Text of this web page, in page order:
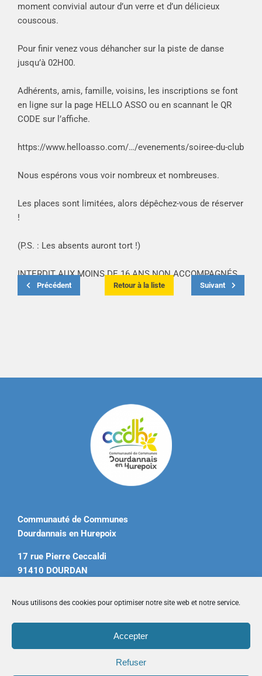
Nous utilisons des cookies pour optimiser notre site web et notre service.
Accepter
Refuser
moment convivial autour d’un verre et d’un délicieux
couscous.
Pour finir venez vous déhancher sur la piste de danse
jusqu’à 02H00.
Adhérents, amis, famille, voisins, les inscriptions se font
en ligne sur la page HELLO ASSO ou en scannant le QR
CODE sur l’affiche.
https://www.helloasso.com/…/evenements/soiree-du-club
Nous espérons vous voir nombreux et nombreuses.
Les places sont limitées, alors dépêchez-vous de réserver
!
(P.S. : Les absents auront tort !)
INTERDIT AUX MOINS DE 16 ANS NON ACCOMPAGNÉS
Précédent Retour à la liste Suivant
Communauté de Communes
Dourdannais en Hurepoix
17 rue Pierre Ceccaldi
91410 DOURDAN
contact@ccdourdannais.com
Accueil|Plan du site|Mentions légales|Contactez-nous